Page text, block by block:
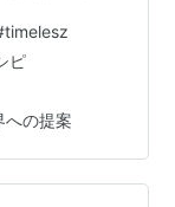
#timelesz_消
てください💌
中🎧
えない花火
timelesz
ピ
への提案